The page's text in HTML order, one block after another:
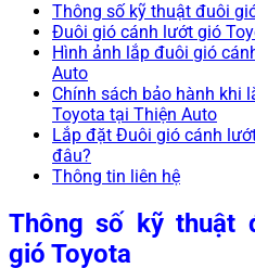
Thông số kỹ thuật đuôi
Đuôi gió cánh lướt gió
Hình ảnh lắp đuôi gió
Auto
Chính sách bảo hành khi
Toyota tại Thiện Auto
Lắp đặt Đuôi gió cánh
đâu?
Thông tin liên hệ
Thông số kỹ thuật
gió Toyota